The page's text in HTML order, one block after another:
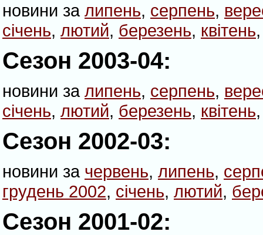
новини за липень, серпень,
січень, лютий, березень, квітень
Сезон 2003-04:
новини за липень, серпень,
січень, лютий, березень, квітень
Сезон 2002-03:
новини за червень, липень,
грудень 2002, січень, лютий,
Сезон 2001-02: